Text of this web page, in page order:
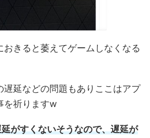
おきると萎えてゲームしなくなる
遅延などの問題もありここはアプ
を祈りますw
がすくないそうなので、遅延が